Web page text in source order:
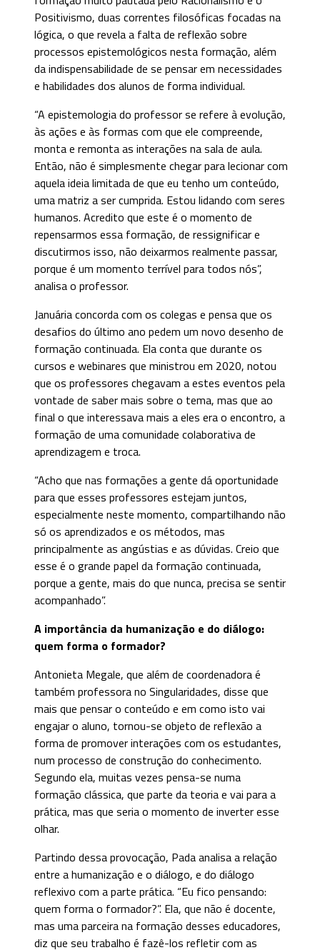
Positivismo, duas correntes filosóficas focadas na
lógica, o que revela a falta de reflexão sobre
processos epistemológicos nesta formação, além
da indispensabilidade de se pensar em necessidades
e habilidades dos alunos de forma individual.
“A epistemologia do professor se refere à evolução,
às ações e às formas com que ele compreende,
monta e remonta as interações na sala de aula.
Então, não é simplesmente chegar para lecionar com
aquela ideia limitada de que eu tenho um conteúdo,
uma matriz a ser cumprida. Estou lidando com seres
humanos. Acredito que este é o momento de
repensarmos essa formação, de ressignificar e
discutirmos isso, não deixarmos realmente passar,
porque é um momento terrível para todos nós”,
analisa o professor.
Januária concorda com os colegas e pensa que os
desafios do último ano pedem um novo desenho de
formação continuada. Ela conta que durante os
cursos e webinares que ministrou em 2020, notou
que os professores chegavam a estes eventos pela
vontade de saber mais sobre o tema, mas que ao
final o que interessava mais a eles era o encontro, a
formação de uma comunidade colaborativa de
aprendizagem e troca.
“Acho que nas formações a gente dá oportunidade
para que esses professores estejam juntos,
especialmente neste momento, compartilhando não
só os aprendizados e os métodos, mas
principalmente as angústias e as dúvidas. Creio que
esse é o grande papel da formação continuada,
porque a gente, mais do que nunca, precisa se sentir
acompanhado”.
A importância da humanização e do diálogo:
quem forma o formador?
Antonieta Megale, que além de coordenadora é
também professora no Singularidades, disse que
mais que pensar o conteúdo e em como isto vai
engajar o aluno, tornou-se objeto de reflexão a
forma de promover interações com os estudantes,
num processo de construção do conhecimento.
Segundo ela, muitas vezes pensa-se numa
formação clássica, que parte da teoria e vai para a
prática, mas que seria o momento de inverter esse
olhar.
Partindo dessa provocação, Pada analisa a relação
entre a humanização e o diálogo, e do diálogo
reflexivo com a parte prática. “Eu fico pensando:
quem forma o formador?”. Ela, que não é docente,
mas uma parceira na formação desses educadores,
diz que seu trabalho é fazê-los refletir com as